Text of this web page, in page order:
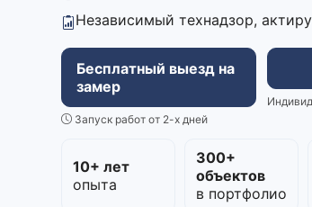
Независимый технадзор,
Бесплатный выезд на
замер
Запуск работ от 2-х дней
10+ лет
опыта
300+
объектов
в портфолио